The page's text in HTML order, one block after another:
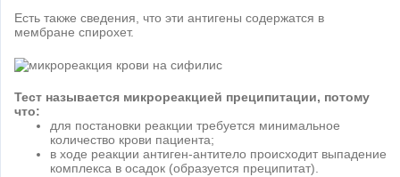
Есть также сведения, что эти антигены содержатся в
мембране спирохет.
Тест называется микрореакцией преципитации, потому
что:
для постановки реакции требуется минимальное
количество крови пациента;
в ходе реакции антиген-антитело происходит выпадение
комплекса в осадок (образуется преципитат).